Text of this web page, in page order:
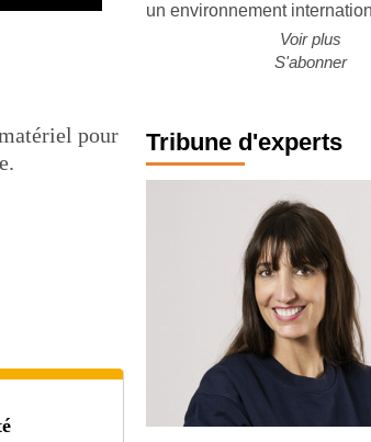
pour
un environnement
Voir plus
S'abonner
Tribune d'experts